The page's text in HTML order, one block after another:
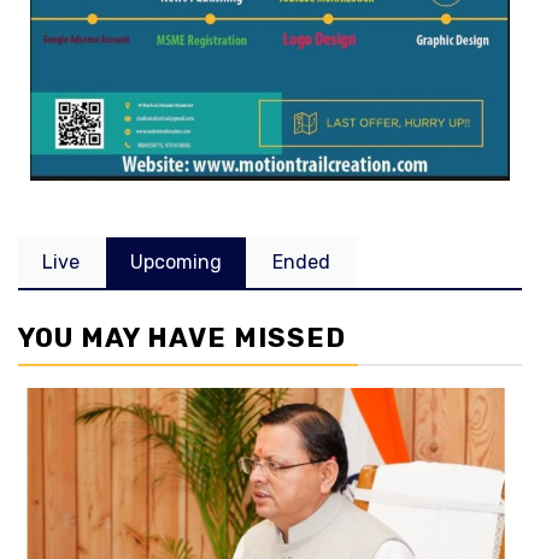
Live Upcoming Ended
YOU MAY HAVE MISSED